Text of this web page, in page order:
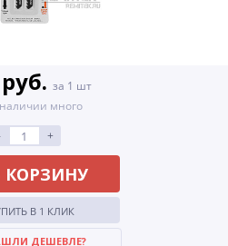
за 1 шт
много
+
КОРЗИНУ
В 1 КЛИК
ДЕШЕВЛЕ?